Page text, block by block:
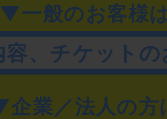
▼一般のお客様
容、チケット
業／法人の方